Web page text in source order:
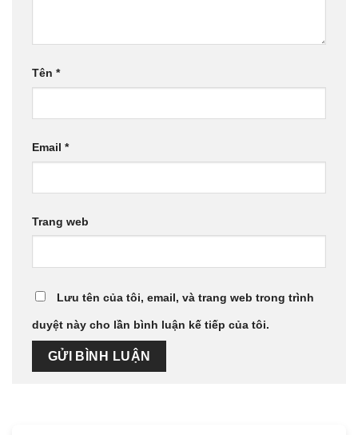
Tên *
Email *
Trang web
Lưu tên của tôi, email, và trang web trong trình
duyệt này cho lần bình luận kế tiếp của tôi.